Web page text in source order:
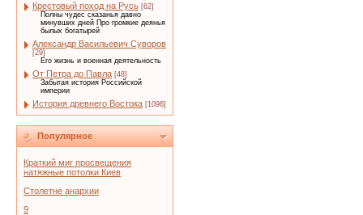
Крестовый поход на Русь [62]
Полны чудес сказанья давно
минувших дней Про громкие деянья
былых богатырей
Александр Васильевич Суворов
[29]
Его жизнь и военная деятельность
От Петра до Павла [48]
Забытая история Российской
империи
История древнего Востока [1096]
Популярное
Краткий миг просвещения
натяжные потолки Киев
Столетне анархии
9